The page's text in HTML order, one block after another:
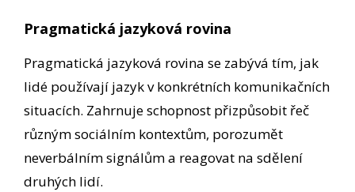
Pragmatická jazyková rovina
Pragmatická jazyková rovina se zabývá tím, jak
lidé používají jazyk v konkrétních komunikačních
situacích. Zahrnuje schopnost přizpůsobit řeč
různým sociálním kontextům, porozumět
neverbálním signálům a reagovat na sdělení
druhých lidí.